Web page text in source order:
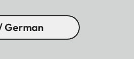
German